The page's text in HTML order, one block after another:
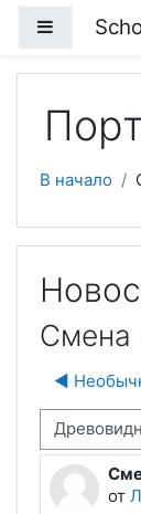
Боковая
В начало
Смена
◀︎
отображения
от